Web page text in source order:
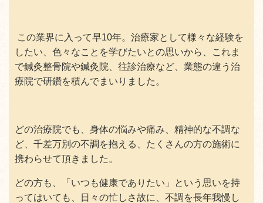
この業界に入って早10年。治療家として様々な経験を
したい、色々なことを学びたいとの思いから、これま
で鍼灸整骨院や鍼灸院、往診治療など、業態の違う治
療院で研鑽を積んでまいりました。
どの治療院でも、身体の悩みや痛み、精神的な不調な
ど、千差万別の不調を抱える、たくさんの方の施術に
携わらせて頂きました。
どの方も、「いつも健康でありたい」という思いを持
ってはいても、日々の忙しさ故に、不調を長年我慢し